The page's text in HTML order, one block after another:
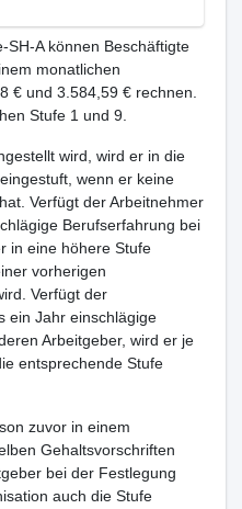
SH-A können Beschäftigte
monatlichen
€ und 3.584,59 € rechnen.
Stufe 1 und 9.
wird, wird er in die
wenn er keine
Verfügt der Arbeitnehmer
Berufserfahrung bei
in eine höhere Stufe
vorherigen
Verfügt der
ein Jahr einschlägige
Arbeitgeber, wird er je
entsprechende Stufe
zuvor in einem
Gehaltsvorschriften
bei der Festlegung
auch die Stufe